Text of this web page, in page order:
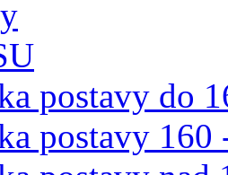
postavy do
postavy 160